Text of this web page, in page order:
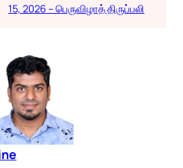
15, 2026 – பெருவிழாத் திருப்பலி